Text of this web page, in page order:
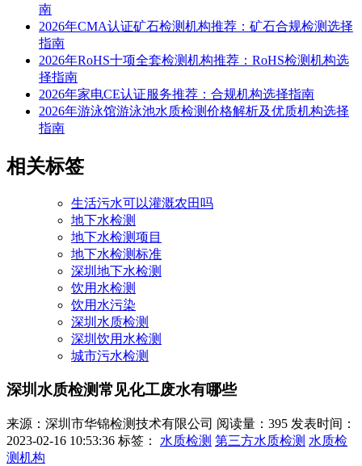
南
2026年CMA认证矿石检测机构推荐：矿石合规检测选择
指南
2026年RoHS十项全套检测机构推荐：RoHS检测机构选
择指南
2026年家电CE认证服务推荐：合规机构选择指南
2026年游泳馆游泳池水质检测价格解析及优质机构选择
指南
相关标签
生活污水可以灌溉农田吗
地下水检测
地下水检测项目
地下水检测标准
深圳地下水检测
饮用水检测
饮用水污染
深圳水质检测
深圳饮用水检测
城市污水检测
深圳水质检测常见化工废水有哪些
来源：深圳市华锦检测技术有限公司 阅读量：395 发表时间：
2023-02-16 10:53:36 标签： 水质检测 第三方水质检测 水质检
测机构